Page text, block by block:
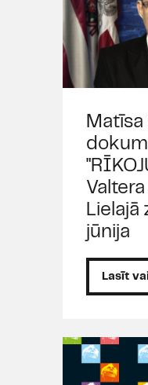
Valtera
Lielajā
jūnija
Lasīt